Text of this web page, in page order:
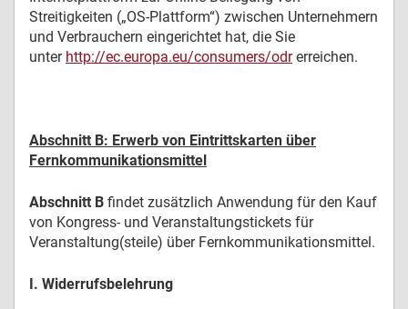
Streitigkeiten („OS-Plattform“) zwischen Unternehmern
und Verbrauchern eingerichtet hat, die Sie
unter http://ec.europa.eu/consumers/odrerreichen.
Abschnitt B: Erwerb von Eintrittskarten über
Fernkommunikationsmittel
Abschnitt B findet zusätzlich Anwendung für den Kauf
von Kongress- und Veranstaltungstickets für
Veranstaltung(steile) über Fernkommunikationsmittel.
I. Widerrufsbelehrung